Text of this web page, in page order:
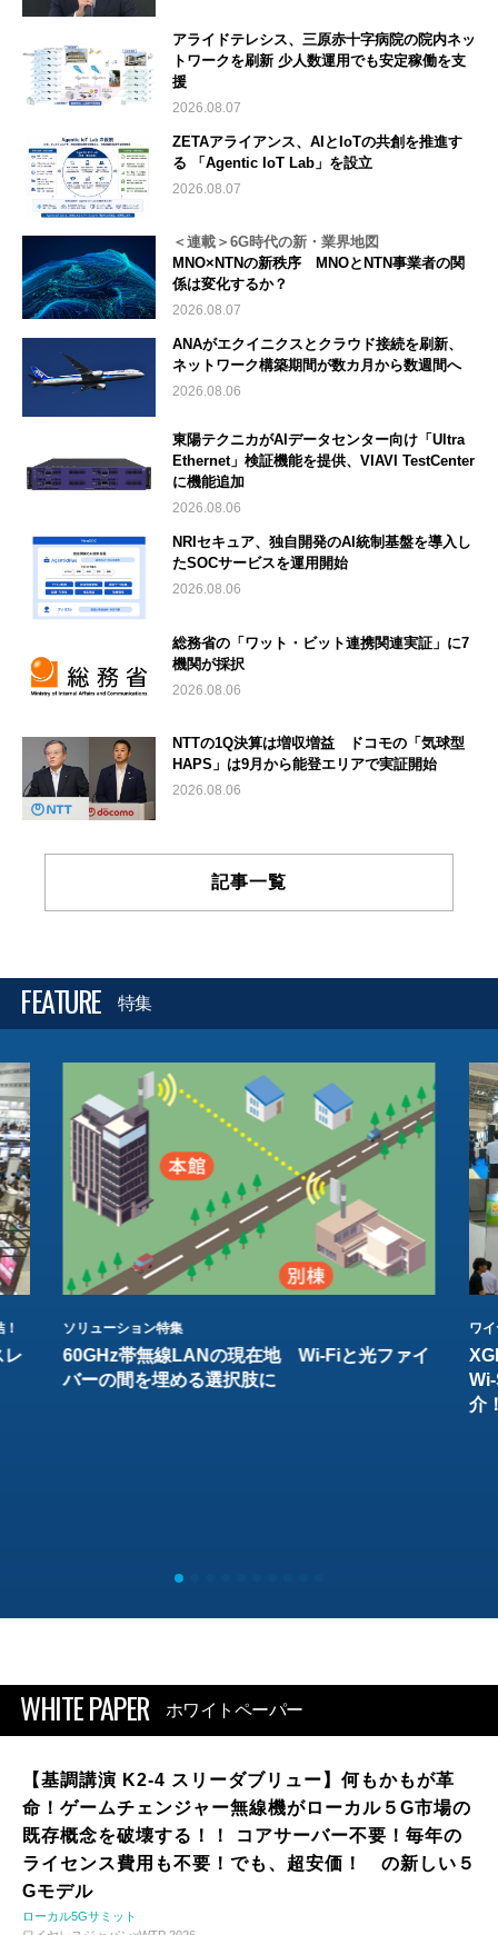
アライドテレシス、三原赤十字病院の院内ネッ
トワークを刷新 少人数運用でも安定稼働を支
援
2026.08.07
ZETAアライアンス、AIとIoTの共創を推進す
る 「Agentic IoT Lab」を設立
2026.08.07
＜連載＞6G時代の新・業界地図
MNO×NTNの新秩序 MNOとNTN事業者の関
係は変化するか？
2026.08.07
ANAがエクイニクスとクラウド接続を刷新、
ネットワーク構築期間が数カ月から数週間へ
2026.08.06
東陽テクニカがAIデータセンター向け「Ultra
Ethernet」検証機能を提供、VIAVI TestCenter
に機能追加
2026.08.06
NRIセキュア、独自開発のAI統制基盤を導入し
たSOCサービスを運用開始
2026.08.06
総務省の「ワット・ビット連携関連実証」に7
機関が採択
2026.08.06
NTTの1Q決算は増収増益 ドコモの「気球型
HAPS」は9月から能登エリアで実証開始
2026.08.06
記事一覧
FEATURE 特集
レ
ソリューション特集
60GHz帯無線LANの現在地 Wi-Fiと光ファイ
バーの間を埋める選択肢に
ワ
介
WHITE PAPER ホワイトペーパー
【基調講演 K2-4 スリーダブリュー】何もかもが革
命！ゲームチェンジャー無線機がローカル５G市場の
既存概念を破壊する！！ コアサーバー不要！毎年の
ライセンス費用も不要！でも、超安価！ の新しい５
Gモデル
ローカル5Gサミット